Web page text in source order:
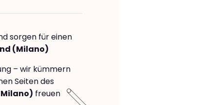
sorgen für einen
(Milano)
– wir kümmern
Seiten des
freuen